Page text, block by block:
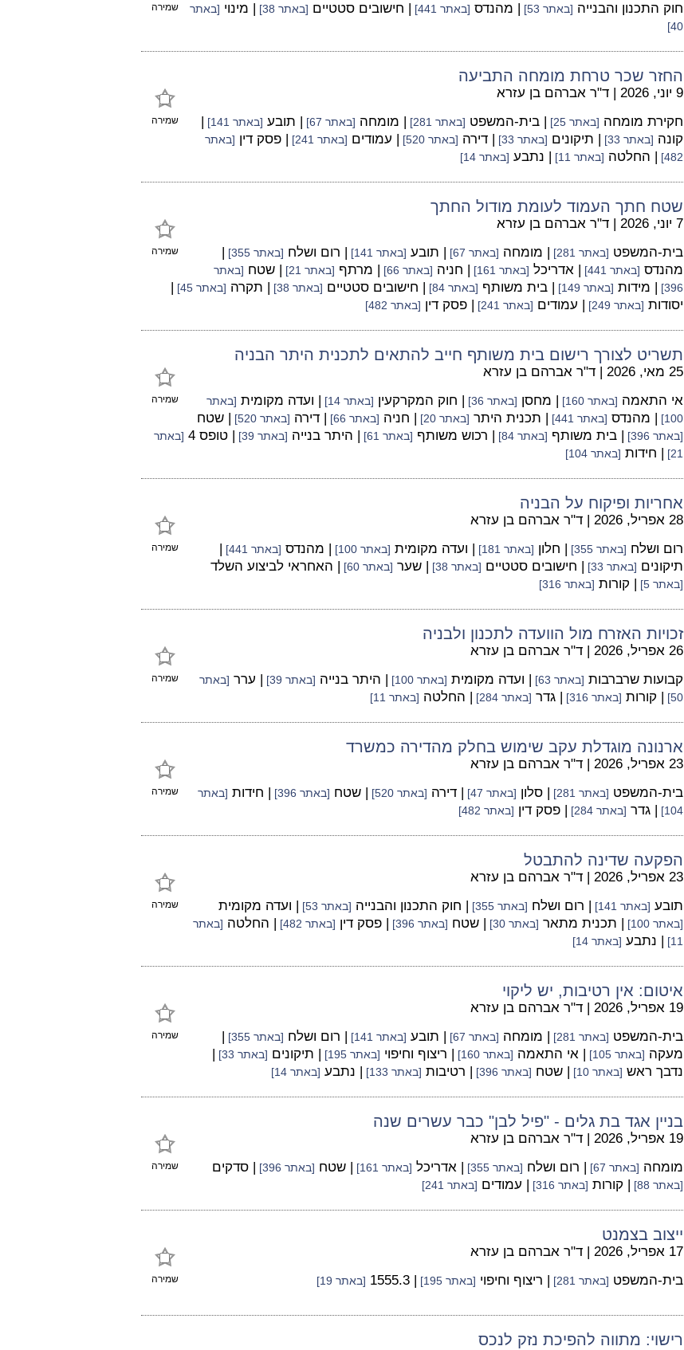
שמירה
חוק התכנון והבנייה [באתר 53] | מהנדס [באתר 441] | חישובים סטטיים [באתר 38] | מינוי [באתר
40]
החזר שכר טרחת מומחה התביעה
שמירה
9 יוני, 2026 | ד"ר אברהם בן עזרא
חקירת מומחה [באתר 25] | בית-המשפט [באתר 281] | מומחה [באתר 67] | תובע [באתר 141]
|
קונה [באתר 33] | תיקונים [באתר 33] | דירה [באתר 520] | עמודים [באתר 241] | פסק דין [באתר
482] | החלטה [באתר 11] | נתבע [באתר 14]
שטח חתך העמוד לעומת מודול החתך
שמירה
7 יוני, 2026 | ד"ר אברהם בן עזרא
בית-המשפט [באתר 281] | מומחה [באתר 67] | תובע [באתר 141] | רום ושלח [באתר 355]
|
מהנדס [באתר 441] | אדריכל [באתר 161] | חניה [באתר 66] | מרתף [באתר 21] | שטח [באתר
396] | מידות [באתר 149] | בית משותף [באתר 84] | חישובים סטטיים [באתר 38] | תקרה [באתר 45]
|
יסודות [באתר 249] | עמודים [באתר 241] | פסק דין [באתר 482]
תשריט לצורך רישום בית משותף חייב להתאים לתכנית היתר הבניה
שמירה
25 מאי, 2026 | ד"ר אברהם בן עזרא
אי התאמה [באתר 160] | מחסן [באתר 36] | חוק המקרקעין [באתר 14] | ועדה מקומית [באתר
100]
| מהנדס [באתר 441] | תכנית היתר [באתר 20] | חניה [באתר 66] | דירה [באתר 520] | שטח
[באתר 396] | בית משותף [באתר 84] | רכוש משותף [באתר 61] | היתר בנייה [באתר 39] | טופס 4
[באתר
21] | חידות [באתר 104]
אחריות ופיקוח על הבניה
שמירה
28 אפריל, 2026 | ד"ר אברהם בן עזרא
רום ושלח [באתר 355] | חלון [באתר 181] | ועדה מקומית [באתר 100] | מהנדס [באתר 441]
|
תיקונים [באתר 33] | חישובים סטטיים [באתר 38] | שער [באתר 60] | האחראי לביצוע השלד
[באתר 5] | קורות [באתר 316]
זכויות האזרח מול הוועדה לתכנון ולבניה
שמירה
26 אפריל, 2026 | ד"ר אברהם בן עזרא
קבועות שרברבות [באתר 63] | ועדה מקומית [באתר 100] | היתר בנייה [באתר 39] | ערר [באתר
50] | קורות [באתר 316] | גדר [באתר 284] | החלטה [באתר 11]
ארנונה מוגדלת עקב שימוש בחלק מהדירה כמשרד
שמירה
23 אפריל, 2026 | ד"ר אברהם בן עזרא
בית-המשפט [באתר 281] | סלון [באתר 47] | דירה [באתר 520] | שטח [באתר 396] | חידות [באתר
104]
| גדר [באתר 284] | פסק דין [באתר 482]
הפקעה שדינה להתבטל
שמירה
23 אפריל, 2026 | ד"ר אברהם בן עזרא
תובע [באתר 141] | רום ושלח [באתר 355] | חוק התכנון והבנייה [באתר 53] | ועדה מקומית
[באתר 100] | תכנית מתאר [באתר 30] | שטח [באתר 396] | פסק דין [באתר 482] | החלטה [באתר
11]
| נתבע [באתר 14]
איטום: אין רטיבות, יש ליקוי
שמירה
19 אפריל, 2026 | ד"ר אברהם בן עזרא
בית-המשפט [באתר 281] | מומחה [באתר 67] | תובע [באתר 141] | רום ושלח [באתר 355]
|
מעקה [באתר 105] | אי התאמה [באתר 160] | ריצוף וחיפוי [באתר 195] | תיקונים [באתר 33]
|
נדבך ראש [באתר 10] | שטח [באתר 396] | רטיבות [באתר 133] | נתבע [באתר 14]
בניין אגד בת גלים - "פיל לבן" כבר עשרים שנה
שמירה
19 אפריל, 2026 | ד"ר אברהם בן עזרא
מומחה [באתר 67] | רום ושלח [באתר 355] | אדריכל [באתר 161] | שטח [באתר 396] | סדקים
[באתר 88] | קורות [באתר 316] | עמודים [באתר 241]
ייצוב בצמנט
שמירה
17 אפריל, 2026 | ד"ר אברהם בן עזרא
בית-המשפט [באתר 281] | ריצוף וחיפוי [באתר 195] | 1555.3 [באתר 19]
רישוי: מתווה להפיכת נזק לנכס